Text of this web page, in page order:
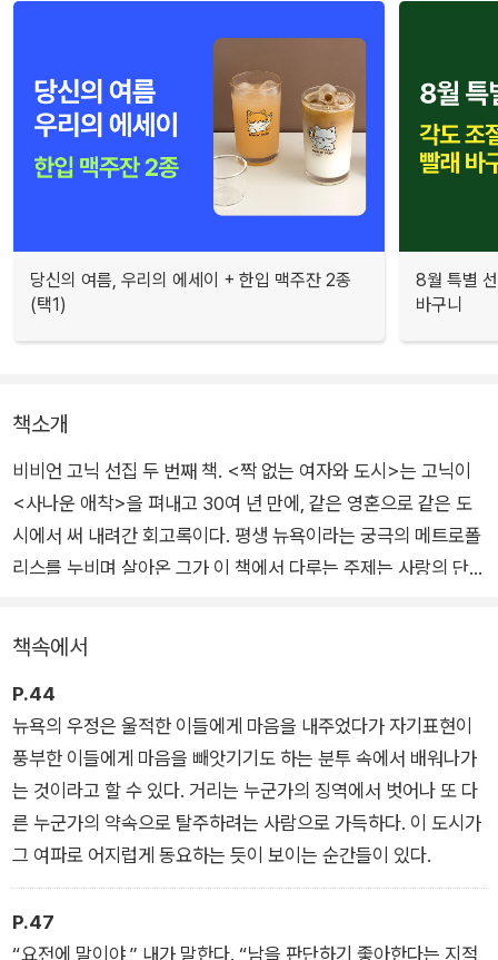
당신의 여름, 우리의 에세이 + 한입 맥주잔 2종
(택1)
8월 특별
바구니
책소개
비비언 고닉 선집 두 번째 책. <짝 없는 여자와 도시>는 고닉이
<사나운 애착>을 펴내고 30여 년 만에, 같은 영혼으로 같은 도
시에서 써 내려간 회고록이다. 평생 뉴욕이라는 궁극의 메트로폴
리스를 누비며 살아온 그가 이 책에서 다루는 주제는 사랑의 단념
친구와 연인들, 어머니와 이웃들, 거리의 사람들, 대도시가 길러
낸 작가들과 주고받는 압축적이고 리듬감 있는 대화는 눈을 뗄 수
없는 희곡 같기도 하고 뉴욕에 바쳐진 시 같기도 하다. 관계의 딜
레마, 우연한 마주침과 구성된 과거, 자기 발견의 순간들, 로맨틱
한 관계만큼이나 내밀하고 치명적인 우정의 네트워크, 도시의 신
음과 동요가 이 책의 콜라주를 이룬다. ‘짝 없는’ ‘여자와’ ‘도시’라
는 제목은 그런 면에서 책의 정신을 간결하게 담아낸다.
중년의 고닉이 유년기-청년기-중년기를 돌아보며 붙들었던 사나
운 애착은, 30년 후 짝 없는 여자의 도시에서 사랑의 종말과 우정
책속에서
P.44
뉴욕의 우정은 울적한 이들에게 마음을 내주었다가 자기표현이
풍부한 이들에게 마음을 빼앗기기도 하는 분투 속에서 배워나가
는 것이라고 할 수 있다. 거리는 누군가의 징역에서 벗어나 또 다
른 누군가의 약속으로 탈주하려는 사람으로 가득하다. 이 도시가
그 여파로 어지럽게 동요하는 듯이 보이는 순간들이 있다.
P.47
“요전에 말이야,” 내가 말한다. “남을 판단하기 좋아한다는 지적